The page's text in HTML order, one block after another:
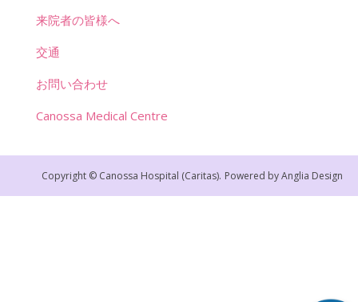
来院者の皆様へ
交通
お問い合わせ
Canossa Medical Centre
Copyright © Canossa Hospital (Caritas). Powered byAnglia Design